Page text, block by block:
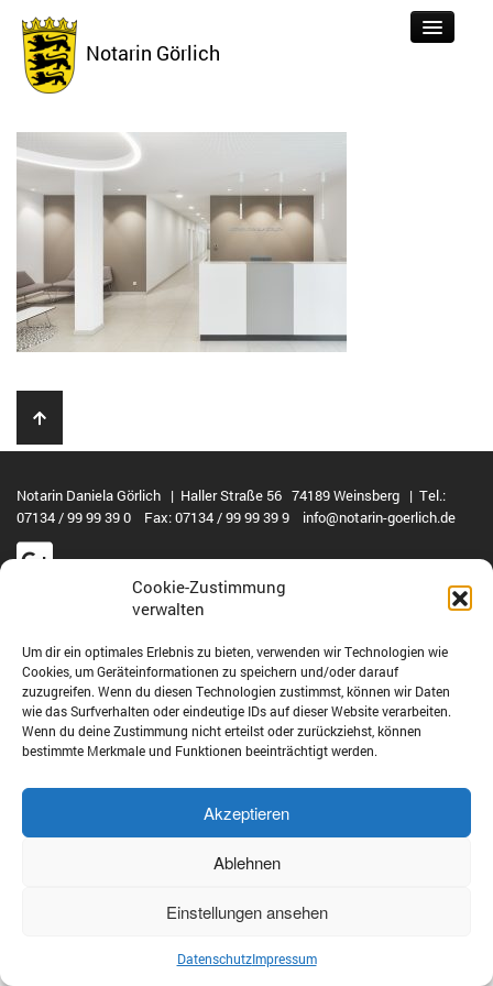
Cookie-Zustimmung
verwalten
Um dir ein optimales Erlebnis zu bieten, verwenden wir Technologien wie
Cookies, um Geräteinformationen zu speichern und/oder darauf
zuzugreifen. Wenn du diesen Technologien zustimmst, können wir Daten
wie das Surfverhalten oder eindeutige IDs auf dieser Website verarbeiten.
Wenn du deine Zustimmung nicht erteilst oder zurückziehst, können
bestimmte Merkmale und Funktionen beeinträchtigt werden.
Akzeptieren
Ablehnen
Einstellungen ansehen
DatenschutzImpressum
Notarin Görlich
Tätigkeiten
Aktuelles
Über uns
Formulare
Kontakt
Datenschutz
Impressum
Notarin Daniela Görlich | Haller Straße 56 74189 Weinsberg | Tel.:
07134 / 99 99 39 0 Fax: 07134 / 99 99 39 9 info@notarin-goerlich.de
© Notarin Görlich 2022 | produced by